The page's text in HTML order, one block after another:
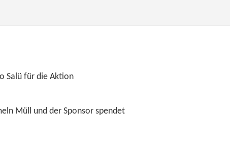
Salü für die Aktion
Müll und der Sponsor spendet